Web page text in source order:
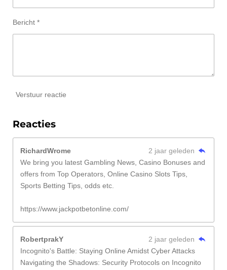
Bericht *
Verstuur reactie
Reacties
RichardWrome
2 jaar geleden
We bring you latest Gambling News, Casino Bonuses and
offers from Top Operators, Online Casino Slots Tips,
Sports Betting Tips, odds etc.
https://www.jackpotbetonline.com/
RobertprakY
2 jaar geleden
Incognito's Battle: Staying Online Amidst Cyber Attacks
Navigating the Shadows: Security Protocols on Incognito